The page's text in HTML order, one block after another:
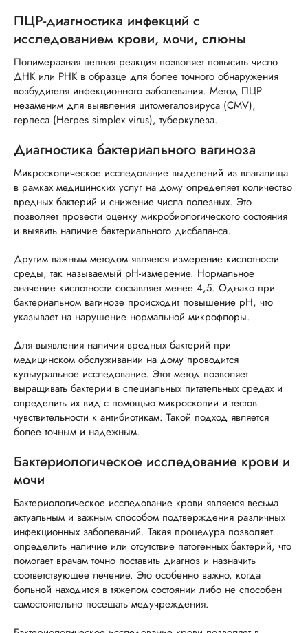
ПЦР-диагностика инфекций с
исследованием крови, мочи, слюны
Полимеразная цепная реакция позволяет повысить число
ДНК или РНК в образце для более точного обнаружения
возбудителя инфекционного заболевания. Метод ПЦР
незаменим для выявления цитомегаловируса (CMV),
герпеса (Herpes simplex virus), туберкулеза.
Диагностика бактериального вагиноза
Микроскопическое исследование выделений из влагалища
в рамках медицинских услуг на дому определяет количество
вредных бактерий и снижение числа полезных. Это
позволяет провести оценку микробиологического состояния
и выявить наличие бактериального дисбаланса.
Другим важным методом является измерение кислотности
среды, так называемый pH-измерение. Нормальное
значение кислотности составляет менее 4,5. Однако при
бактериальном вагинозе происходит повышение pH, что
указывает на нарушение нормальной микрофлоры.
Для выявления наличия вредных бактерий при
медицинском обслуживании на дому проводится
культуральное исследование. Этот метод позволяет
выращивать бактерии в специальных питательных средах и
определить их вид с помощью микроскопии и тестов
чувствительности к антибиотикам. Такой подход является
более точным и надежным.
Бактериологическое исследование крови и
мочи
Бактериологическое исследование крови является весьма
актуальным и важным способом подтверждения различных
инфекционных заболеваний. Такая процедура позволяет
определить наличие или отсутствие патогенных бактерий, что
помогает врачам точно поставить диагноз и назначить
соответствующее лечение. Это особенно важно, когда
больной находится в тяжелом состоянии либо не способен
самостоятельно посещать медучреждения.